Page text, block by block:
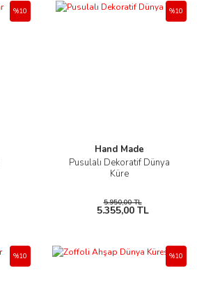
%10
Hand Made
Pusulalı Dekoratif Dünya
Küre
%10
5.950,00 TL
5.355,00 TL
%10 %10